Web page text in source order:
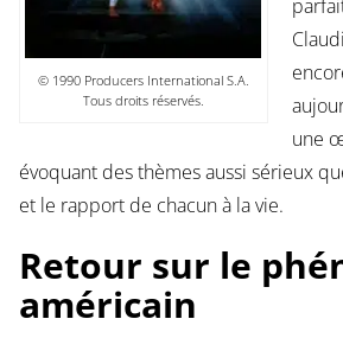
© 1990 Producers International S.A.
Tous droits réservés.
une
évoquant des thèmes aussi sérieux
et le rapport de chacun à la vie.
Retour sur le
américain